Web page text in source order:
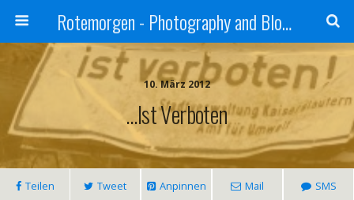
Rotemorgen - Photography and Blog by Alexander Sprinz
10. März 2012
…ist Verboten
Teilen Tweet Anpinnen Mail SMS